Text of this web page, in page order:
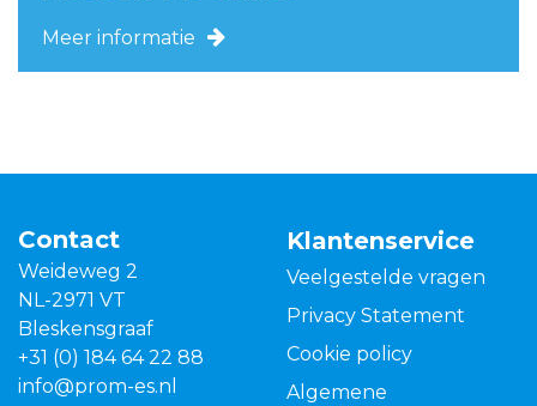
Meer informatie
Contact
Weideweg 2
NL-2971 VT
Bleskensgraaf
+31 (0) 184 64 22 88
info@prom-es.nl
Klantenservice
Veelgestelde vragen
Privacy Statement
Cookie policy
Algemene